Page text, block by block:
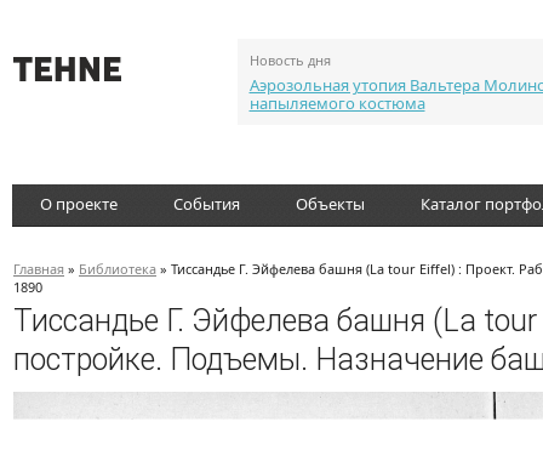
Новость дня
Аэрозольная утопия Вальтера
напыляемого костюма
О проекте События Объекты Каталог
Главная » Библиотека » Тиссандье Г. Эйфелева башня (La tour Eiffel) : Проект.
1890
Тиссандье Г. Эйфелева башня (La
постройке. Подъемы. Назначение